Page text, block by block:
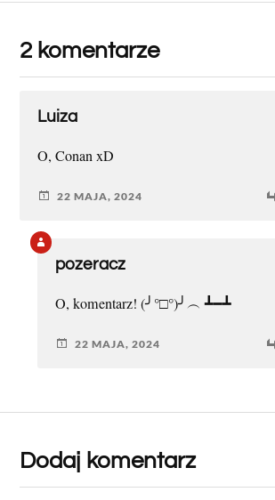
2 komentarze
Luiza
O, Conan xD
22 MAJA, 2024
pozeracz
O, komentarz! (╯°□°)╯︵ ┻━┻
22 MAJA, 2024
Dodaj komentarz